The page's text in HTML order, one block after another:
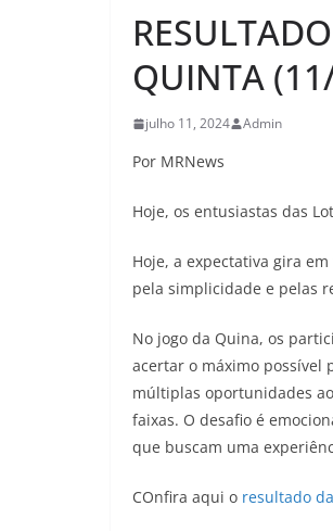
QUINTA
julho 11, 2024 Admin
Por MRNews
Hoje, os entusiastas das
Hoje, a expectativa gira
pela simplicidade e pelas
No jogo da Quina, os
acertar o máximo possível
múltiplas oportunidades
faixas. O desafio é
que buscam uma
COnfira aqui o resultado